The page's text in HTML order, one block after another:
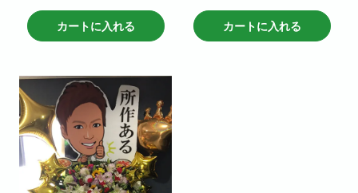
華にかわいく作成させていただ
きます!
ご希望のキャラクターがござい
等の在庫は確保しております
が、ない場合もございますので2
日前にはご注文いただけると助
かります!在庫がある場合は当日
配達もできますので直接お問い
合わせくださいませ!
カートに入れる
きます!
ご希望のキャラクターがござい
ましたら直接お問い合わせくだ
カートに入れる